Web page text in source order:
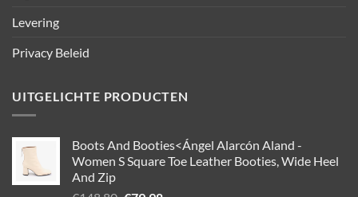
Levering
Privacy Beleid
UITGELICHTE PRODUCTEN
Boots And Booties<Ángel Alarcón Aland -
Women S Square Toe Leather Booties, Wide Heel
And Zip